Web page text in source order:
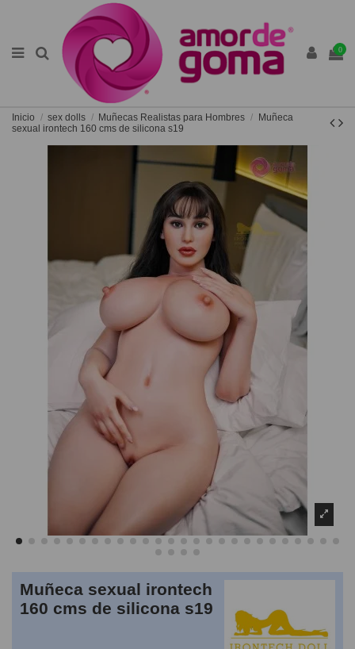
0
Inicio sex dolls Muñecas Realistas para Hombres
Muñeca
sexual irontech 160 cms de silicona s19
Muñeca sexual irontech
160 cms de silicona s19